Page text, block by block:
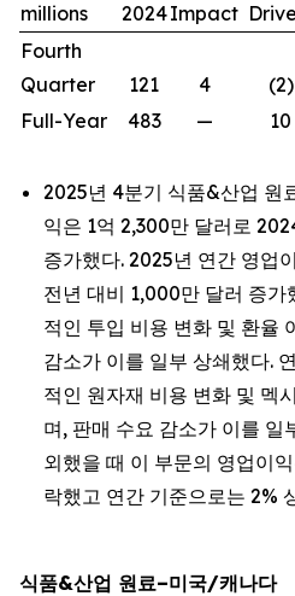
millions
2024Impact
Fourth
Quarter
121 4 (2)
Full-Year
483 — 10
2025년 4분기 식품&산업 원
익은 1억 2,300만 달러로
증가했다. 2025년 연간 영업
전년 대비 1,000만 달러 증가
적인 투입 비용 변화 및 환율
감소가 이를 일부 상쇄했다.
적인 원자재 비용 변화 및 멕
며, 판매 수요 감소가 이를 일
외했을 때 이 부문의 영업이
락했고 연간 기준으로는 2%
식품&산업 원료–미국/캐나다